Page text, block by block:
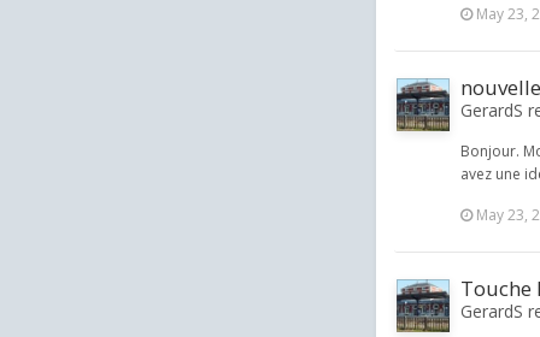
May 23,
GerardS
Bonjour.
avez une
May 23,
Touche
GerardS